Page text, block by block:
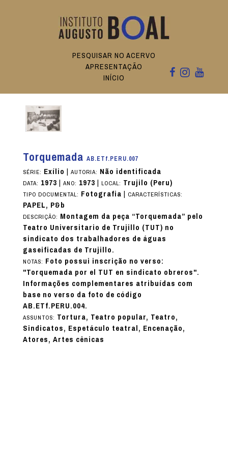
PESQUISAR NO ACERVO
APRESENTAÇÃO
INÍCIO
Torquemada AB.ETf.PERU.007
SÉRIE: Exílio | AUTORIA: Não identificada
DATA: 1973| ANO: 1973| LOCAL: Trujilo (Peru)
TIPO DOCUMENTAL: Fotografia| CARACTERÍSTICAS:
PAPEL, P&b
DESCRIÇÃO: Montagem da peça “Torquemada” pelo
Teatro Universitario de Trujillo (TUT) no
sindicato dos trabalhadores de águas
gaseificadas de Trujillo.
NOTAS: Foto possui inscrição no verso:
"Torquemada por el TUT en sindicato obreros".
Informações complementares atribuídas com
base no verso da foto de código
AB.ETf.PERU.004.
ASSUNTOS: Tortura, Teatro popular, Teatro,
Sindicatos, Espetáculo teatral, Encenação,
Atores, Artes cênicas